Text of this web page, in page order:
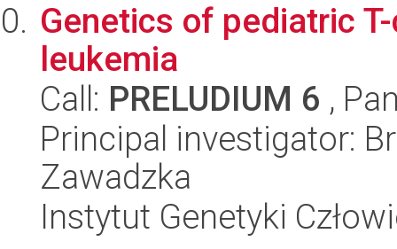
Genetics of pediatric
leukemia
Call: PRELUDIUM 6 ,
Principal investigator:
Zawadzka
Instytut Genetyki